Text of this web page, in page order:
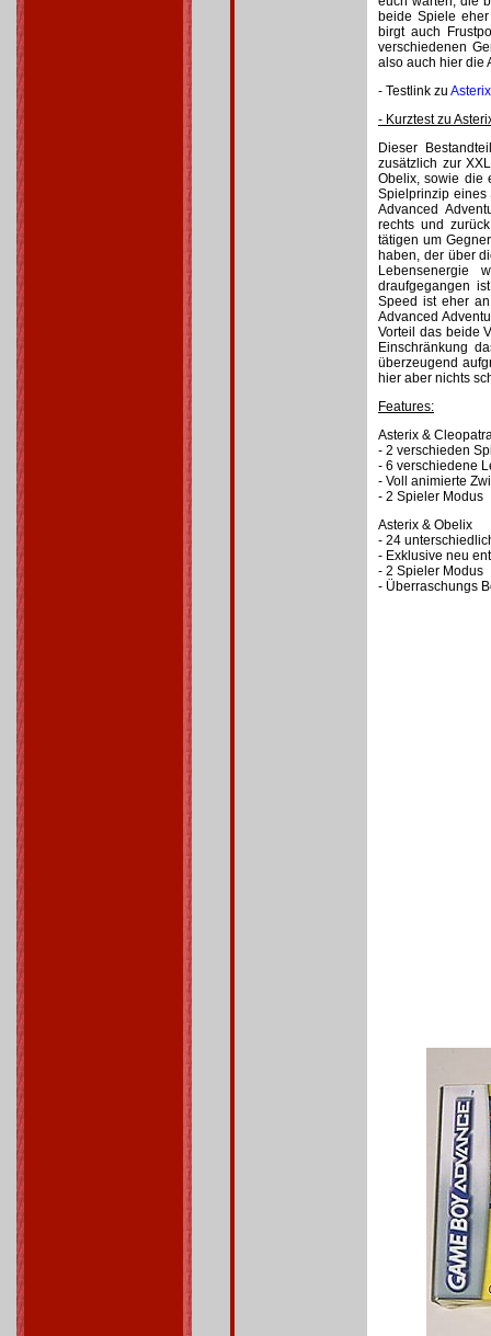
beide Spiele
birgt auch
verschiedenen
also auch hier die
- Testlink zu
- Kurztest zu
Dieser
zusätzlich zur
Obelix, sowie die
Spielprinzip eines
Advanced
rechts und
tätigen um
haben, der über
draufgegangen
Speed ist eher
Advanced
Vorteil das beide
Einschränkung
überzeugend
hier aber nichts
Features:
Asterix &
- 2 verschieden
- 6 verschiedene
- Voll animierte
- 2 Spieler Modus
Asterix & Obelix
- 24
- Exklusive neu
- 2 Spieler Modus
- Überraschungs